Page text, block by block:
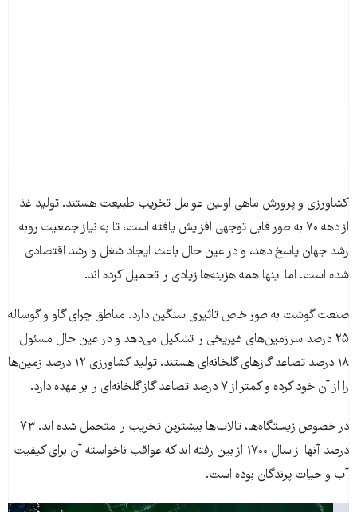
کشاورزی و پرورش ماهی اولین عوامل تخریب طبیعت هستند. تولید غذا
از دهه ۷۰ به طور قابل توجهی افزایش یافته است، تا به نیاز جمعیت روبه
رشد جهان پاسخ دهد، و در عین حال باعث ایجاد شغل و رشد اقتصادی
شده است. اما اینها همه هزینه‌ها زیادی را تحمیل کرده اند.
صنعت گوشت به طور خاص تاثیری سنگین دارد. مناطق چرای گاو و گوساله
۲۵ درصد سرزمین‌های غیریخی را تشکیل می‌دهد و در عین حال مسئول
۱۸ درصد تصاعد گازهای گلخانه‌ای هستند. تولید کشاورزی ۱۲ درصد زمین‌ها
را از آن خود کرده و کمتر از ۷ درصد تصاعد گاز گلخانه‌ای را بر عهده دارد.
در خصوص زیستگاه‌ها، تالاب‌ها بیشترین تخریب را متحمل شده اند. ۷۳
درصد آنها از سال ۱۷۰۰ از بین رفته اند که عواقب ناخواسته آن برای کیفیت
آب و حیات پرندگان بوده است.